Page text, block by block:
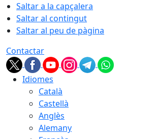
Saltar a la capçalera
Saltar al contingut
Saltar al peu de pàgina
Contactar
Idiomes
Català
Castellà
Anglès
Alemany